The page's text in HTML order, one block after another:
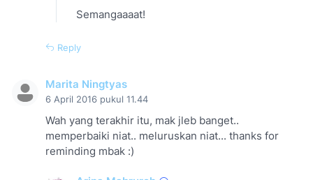
Semangaaaat!
Reply
Marita Ningtyas
6 April 2016 pukul 11.44
Wah yang terakhir itu, mak jleb banget..
memperbaiki niat.. meluruskan niat... thanks for
reminding mbak :)